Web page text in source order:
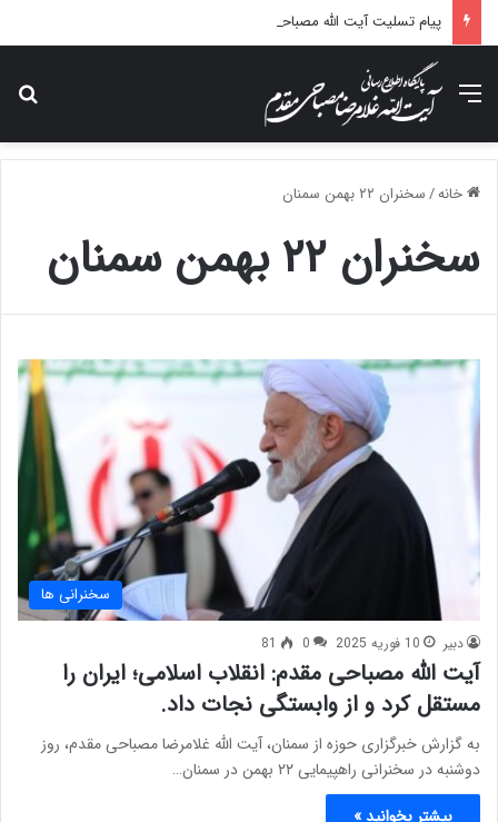
منو
خانه/سخنران ۲۲ بهمن سمنان
سخنران ۲۲ بهمن سمنان
سخنرانی ها
دبیر 10 فوریه 2025 0
81
آیت الله مصباحی مقدم: انقلاب اسلامی؛ ایران را
مستقل کرد و از وابستگی نجات داد.
به گزارش خبرگزاری حوزه از سمنان، آیت الله غلامرضا مصباحی‌ مقدم، روز
دوشنبه در سخنرانی راهپیمایی ۲۲ بهمن در سمنان…
بیشتر بخوانید »